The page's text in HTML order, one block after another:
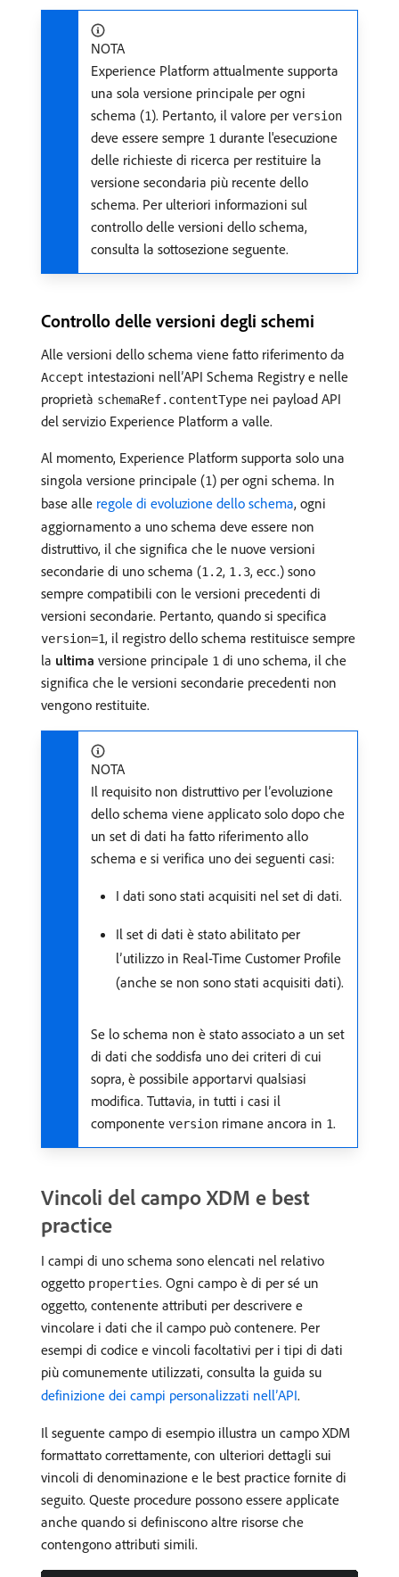
NOTA
Experience Platform attualmente supporta
una sola versione principale per ogni
schema (1). Pertanto, il valore per version
deve essere sempre 1 durante l'esecuzione
delle richieste di ricerca per restituire la
versione secondaria più recente dello
schema. Per ulteriori informazioni sul
controllo delle versioni dello schema,
consulta la sottosezione seguente.
Controllo delle versioni degli schemi
Alle versioni dello schema viene fatto riferimento da
Accept intestazioni nell’API Schema Registry e nelle
proprietà schemaRef.contentType nei payload API
del servizio Experience Platform a valle.
Al momento, Experience Platform supporta solo una
singola versione principale (1) per ogni schema. In
base alle regole di evoluzione dello schema, ogni
aggiornamento a uno schema deve essere non
distruttivo, il che significa che le nuove versioni
secondarie di uno schema (1.2, 1.3, ecc.) sono
sempre compatibili con le versioni precedenti di
versioni secondarie. Pertanto, quando si specifica
version=1, il registro dello schema restituisce sempre
la ultima versione principale 1 di uno schema, il che
significa che le versioni secondarie precedenti non
vengono restituite.
NOTA
Il requisito non distruttivo per l’evoluzione
dello schema viene applicato solo dopo che
un set di dati ha fatto riferimento allo
schema e si verifica uno dei seguenti casi:
I dati sono stati acquisiti nel set di dati.
Il set di dati è stato abilitato per
l’utilizzo in Real-Time Customer Profile
(anche se non sono stati acquisiti dati).
Se lo schema non è stato associato a un set
di dati che soddisfa uno dei criteri di cui
sopra, è possibile apportarvi qualsiasi
modifica. Tuttavia, in tutti i casi il
componente version rimane ancora in 1.
Vincoli del campo XDM e best
practice
I campi di uno schema sono elencati nel relativo
oggetto properties. Ogni campo è di per sé un
oggetto, contenente attributi per descrivere e
vincolare i dati che il campo può contenere. Per
esempi di codice e vincoli facoltativi per i tipi di dati
più comunemente utilizzati, consulta la guida su
definizione dei campi personalizzati nell’API.
Il seguente campo di esempio illustra un campo XDM
formattato correttamente, con ulteriori dettagli sui
vincoli di denominazione e le best practice fornite di
seguito. Queste procedure possono essere applicate
anche quando si definiscono altre risorse che
contengono attributi simili.